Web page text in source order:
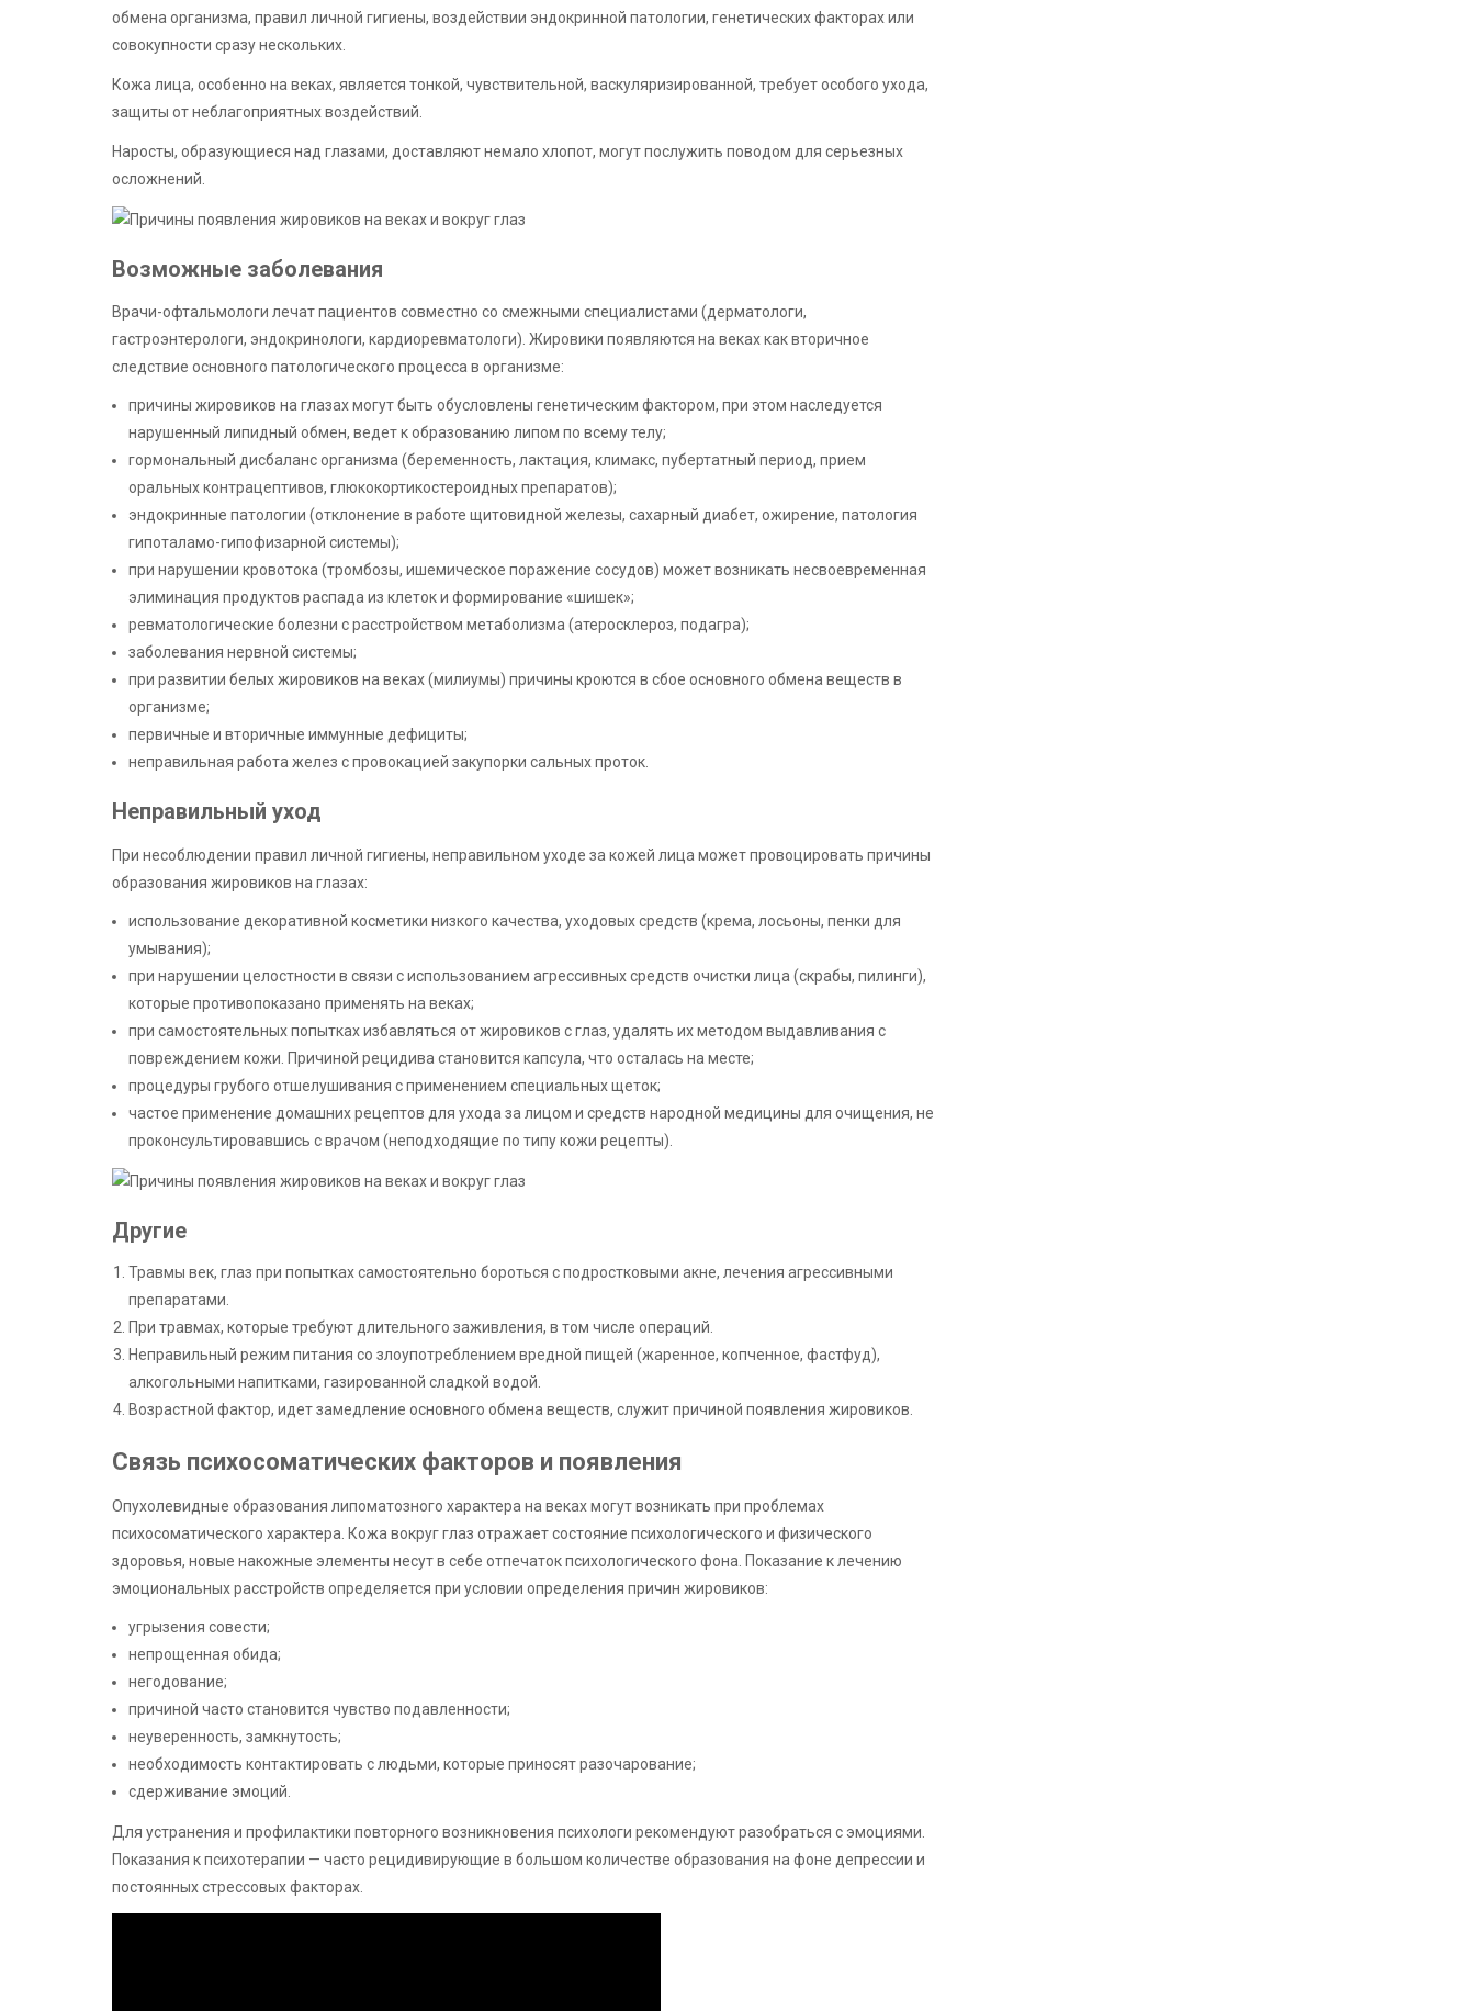
обмена организма, правил личной гигиены, воздействии эндокринной патологии, генетических факторах или
совокупности сразу нескольких.
Кожа лица, особенно на веках, является тонкой, чувствительной, васкуляризированной, требует особого ухода,
защиты от неблагоприятных воздействий.
Наросты, образующиеся над глазами, доставляют немало хлопот, могут послужить поводом для серьезных
осложнений.
Возможные заболевания
Врачи-офтальмологи лечат пациентов совместно со смежными специалистами (дерматологи,
гастроэнтерологи, эндокринологи, кардиоревматологи). Жировики появляются на веках как вторичное
следствие основного патологического процесса в организме:
причины жировиков на глазах могут быть обусловлены генетическим фактором, при этом наследуется
нарушенный липидный обмен, ведет к образованию липом по всему телу;
гормональный дисбаланс организма (беременность, лактация, климакс, пубертатный период, прием
оральных контрацептивов, глюкокортикостероидных препаратов);
эндокринные патологии (отклонение в работе щитовидной железы, сахарный диабет, ожирение, патология
гипоталамо-гипофизарной системы);
при нарушении кровотока (тромбозы, ишемическое поражение сосудов) может возникать несвоевременная
элиминация продуктов распада из клеток и формирование «шишек»;
ревматологические болезни с расстройством метаболизма (атеросклероз, подагра);
заболевания нервной системы;
при развитии белых жировиков на веках (милиумы) причины кроются в сбое основного обмена веществ в
организме;
первичные и вторичные иммунные дефициты;
неправильная работа желез с провокацией закупорки сальных проток.
Неправильный уход
При несоблюдении правил личной гигиены, неправильном уходе за кожей лица может провоцировать причины
образования жировиков на глазах:
использование декоративной косметики низкого качества, уходовых средств (крема, лосьоны, пенки для
умывания);
при нарушении целостности в связи с использованием агрессивных средств очистки лица (скрабы, пилинги),
которые противопоказано применять на веках;
при самостоятельных попытках избавляться от жировиков с глаз, удалять их методом выдавливания с
повреждением кожи. Причиной рецидива становится капсула, что осталась на месте;
процедуры грубого отшелушивания с применением специальных щеток;
частое применение домашних рецептов для ухода за лицом и средств народной медицины для очищения, не
проконсультировавшись с врачом (неподходящие по типу кожи рецепты).
Другие
Травмы век, глаз при попытках самостоятельно бороться с подростковыми акне, лечения агрессивными
препаратами.
При травмах, которые требуют длительного заживления, в том числе операций.
Неправильный режим питания со злоупотреблением вредной пищей (жаренное, копченное, фастфуд),
алкогольными напитками, газированной сладкой водой.
Возрастной фактор, идет замедление основного обмена веществ, служит причиной появления жировиков.
Связь психосоматических факторов и появления
Опухолевидные образования липоматозного характера на веках могут возникать при проблемах
психосоматического характера. Кожа вокруг глаз отражает состояние психологического и физического
здоровья, новые накожные элементы несут в себе отпечаток психологического фона. Показание к лечению
эмоциональных расстройств определяется при условии определения причин жировиков:
угрызения совести;
непрощенная обида;
негодование;
причиной часто становится чувство подавленности;
неуверенность, замкнутость;
необходимость контактировать с людьми, которые приносят разочарование;
сдерживание эмоций.
Для устранения и профилактики повторного возникновения психологи рекомендуют разобраться с эмоциями.
Показания к психотерапии — часто рецидивирующие в большом количестве образования на фоне депрессии и
постоянных стрессовых факторах.